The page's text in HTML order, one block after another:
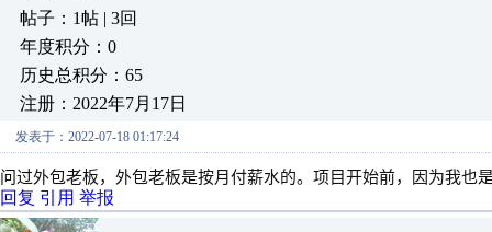
帖子：1帖 | 3回
年度积分：0
历史总积分：65
注册：2022年7月17日
发表于：2022-07-18 01:17:24
问过外包老板，外包老板是按月付薪水的。项目开始前，因为我
回复 引用 举报